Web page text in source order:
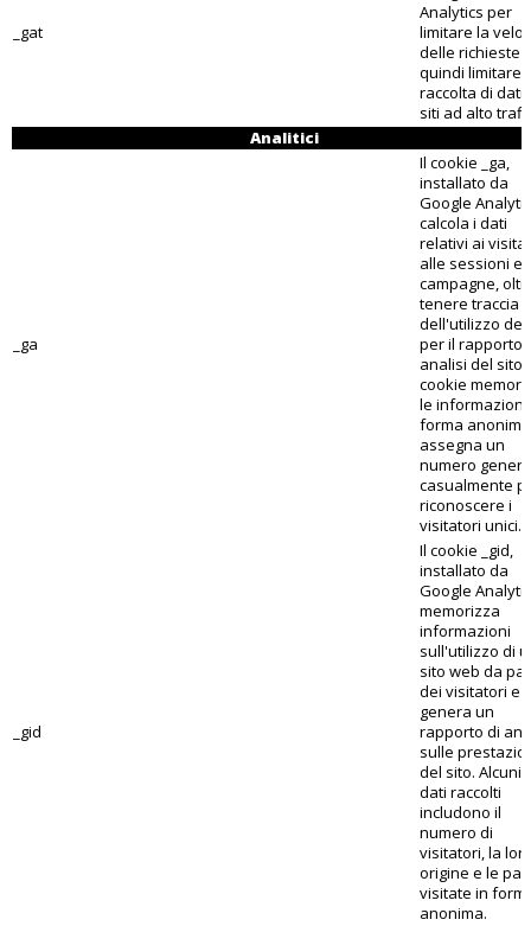
_gat
Analytics per
limitare la
delle richieste
quindi limitare
raccolta di dati
siti ad alto
Analitici
_ga
Il cookie _ga,
installato da
Google
calcola i dati
relativi ai
alle sessioni e
campagne,
tenere traccia
dell'utilizzo del
per il rapporto
analisi del sito.
cookie
le informazioni
forma
assegna un
numero
casualmente
riconoscere i
visitatori unici.
_gid
Il cookie _gid,
installato da
Google
memorizza
informazioni
sull'utilizzo di
sito web da
dei visitatori e
genera un
rapporto di
sulle
del sito. Alcuni
dati raccolti
includono il
numero di
visitatori, la
origine e le
visitate in
anonima.